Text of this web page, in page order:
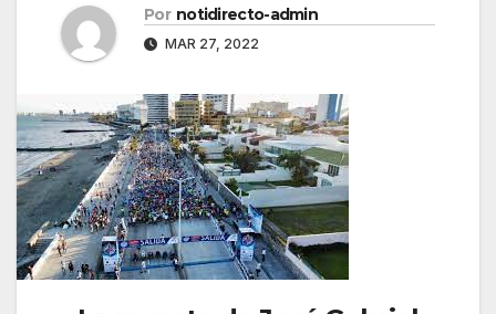
Por notidirecto-admin
MAR 27, 2022